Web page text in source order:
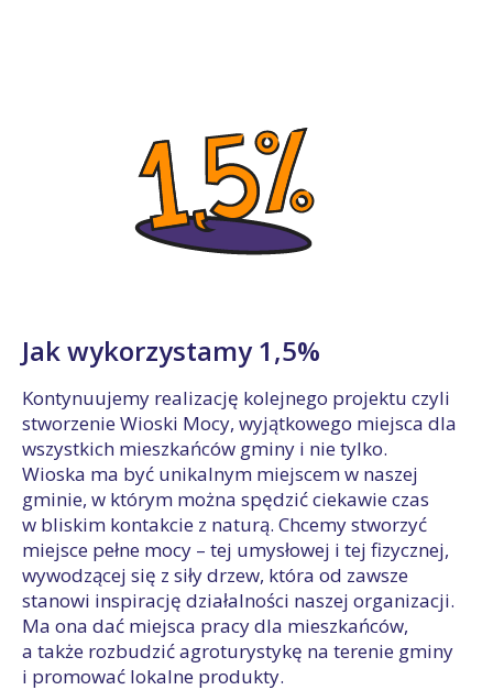
Jak wykorzystamy 1,5%
Kontynuujemy realizację kolejnego projektu czyli
stworzenie Wioski Mocy, wyjątkowego miejsca dla
wszystkich mieszkańców gminy i nie tylko.
Wioska ma być unikalnym miejscem w naszej
gminie, w którym można spędzić ciekawie czas
w bliskim kontakcie z naturą. Chcemy stworzyć
miejsce pełne mocy – tej umysłowej i tej fizycznej,
wywodzącej się z siły drzew, która od zawsze
stanowi inspirację działalności naszej organizacji.
Ma ona dać miejsca pracy dla mieszkańców,
a także rozbudzić agroturystykę na terenie gminy
i promować lokalne produkty.